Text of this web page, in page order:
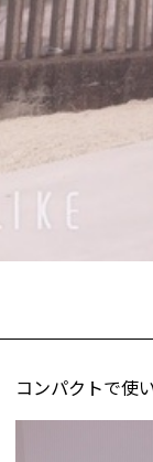
コンパクトで使